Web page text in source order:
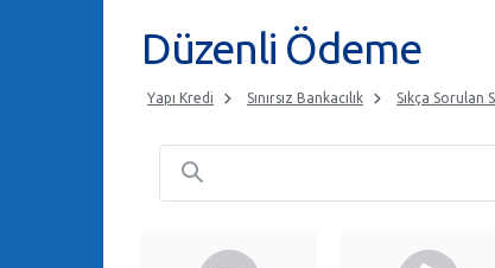
Düzenli Ödeme
Yapı Kredi Sınırsız Bankacılık Sıkça Sorulan